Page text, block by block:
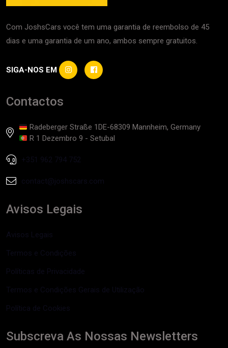
Com JoshsCars você tem uma garantia de reembolso de 45
dias e uma garantia de um ano, ambos sempre gratuitos.
SIGA-NOS EM
Contactos
Radeberger Straße 1DE-68309 Mannheim, Germany
R 1 Dezembro 9 - Setubal
+351 962 794 752
contact@joshscars.com
Avisos Legais
Avisos Legais
Termos e Condições
Políticas de Privacidade
Termos e Condições Gerais de Utilização
Política de Cookies
Subscreva As Nossas Newsletters